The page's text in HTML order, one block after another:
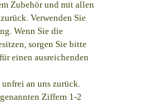
Zubehör und mit allen
Verwenden Sie
Wenn Sie die
sorgen Sie bitte
einen ausreichenden
an uns zurück.
Ziffern 1-2